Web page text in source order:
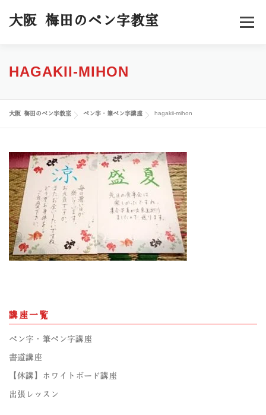
大阪 梅田のペン字教室 メニュー
ホーム 料金／コース スケジュール
受講者様の声 プロフィール ブログ
HAGAKII-MIHON
大阪 梅田のペン字教室 ペン字・筆ペン字講座 hagakii-mihon
講座一覧
ペン字・筆ペン字講座
書道講座
【休講】ホワイトボード講座
出張レッスン